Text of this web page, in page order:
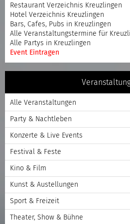
Restaurant Verzeichnis Kreuzlingen
Hotel Verzeichnis Kreuzlingen
Bars, Cafes, Pubs in Kreuzlingen
Alle Veranstaltungstermine für
Alle Partys in Kreuzlingen
Event Eintragen
Alle Veranstaltungen
Party & Nachtleben
Konzerte & Live Events
Festival & Feste
Kino & Film
Kunst & Austellungen
Sport & Freizeit
Theater, Show & Bühne